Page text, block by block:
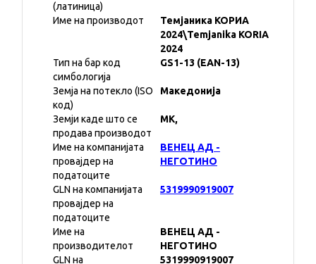
(латиница)
Име на производот
Темјаника КОРИА
2024\Temjanika KORIA
2024
Тип на бар код
симбологија
GS1-13 (EAN-13)
Земја на потекло (ISO
код)
Македонија
Земји каде што се
продава производот
MK,
Име на компанијата
провајдер на
податоците
ВЕНЕЦ АД -
НЕГОТИНО
GLN на компанијата
провајдер на
податоците
5319990919007
Име на
производителот
ВЕНЕЦ АД -
НЕГОТИНО
GLN на
5319990919007